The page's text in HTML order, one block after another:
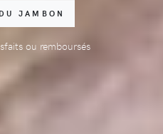
JAMBON
ou remboursés